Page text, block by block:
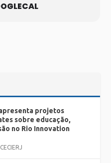
projetos
sobre educação,
no Rio Innovation